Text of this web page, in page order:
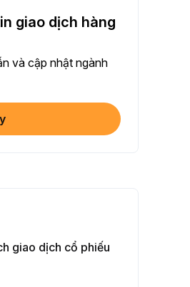
(0/5)
giao dịch hàng
và cập nhật ngành
giao dịch cổ phiếu